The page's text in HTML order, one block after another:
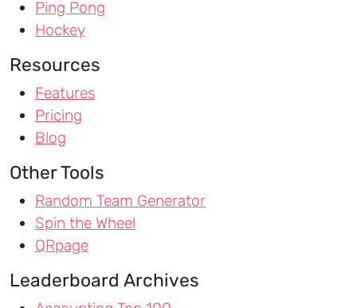
Ping Pong
Hockey
Resources
Features
Pricing
Blog
Other Tools
Random Team Generator
Spin the Wheel
QRpage
Leaderboard Archives